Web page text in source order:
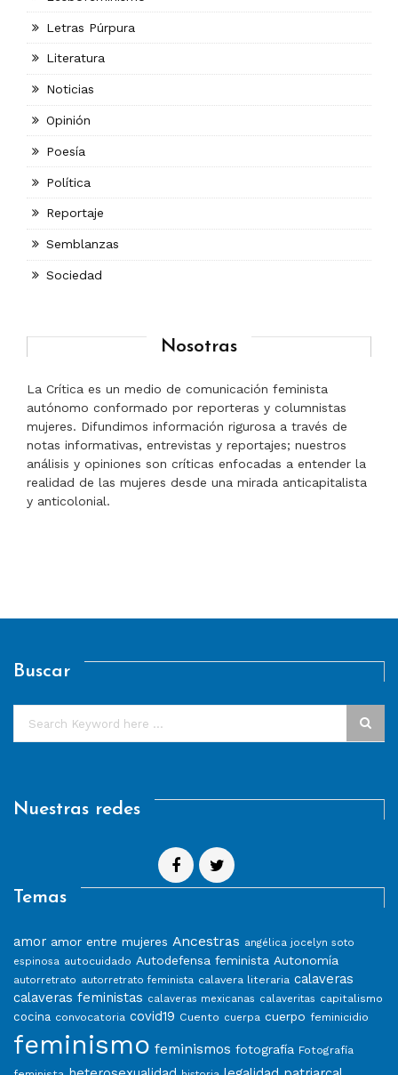
Letras Púrpura
Literatura
Noticias
Opinión
Poesía
Política
Reportaje
Semblanzas
Sociedad
Nosotras
La Crítica es un medio de comunicación feminista
autónomo conformado por reporteras y columnistas
mujeres. Difundimos información rigurosa a través de
notas informativas, entrevistas y reportajes; nuestros
análisis y opiniones son críticas enfocadas a entender la
realidad de las mujeres desde una mirada anticapitalista
y anticolonial.
Buscar
Nuestras redes
Temas
amor amor entre mujeres Ancestras angélica jocelyn soto
espinosa autocuidado Autodefensa feminista Autonomía
autorretrato autorretrato feminista calavera literaria calaveras
calaveras feministas calaveras mexicanas calaveritas capitalismo
cocina convocatoria covid19 Cuento cuerpa cuerpo feminicidio
feminismo feminismos fotografía Fotografía